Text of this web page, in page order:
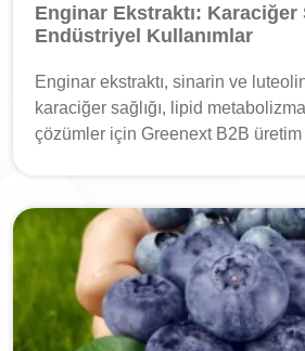
Enginar Ekstraktı: Karaciğer
Endüstriyel Kullanımlar
Enginar ekstraktı, sinarin ve
karaciğer sağlığı, lipid
çözümler için Greenext B2B üretim